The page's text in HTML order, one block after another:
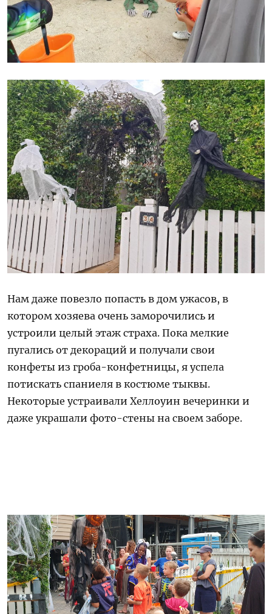
Нам даже повезло попасть в дом ужасов, в
котором хозяева очень заморочились и
устроили целый этаж страха. Пока мелкие
пугались от декораций и получали свои
конфеты из гроба-конфетницы, я успела
потискать спаниеля в костюме тыквы.
Некоторые устраивали Хеллоуин вечеринки и
даже украшали фото-стены на своем заборе.